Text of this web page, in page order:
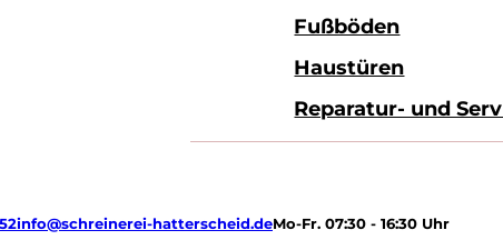
Fußböden
Haustüren
Reparatur- und
info@schreinerei-hatterscheid.deMo-Fr. 07:30 - 16:30 Uhr